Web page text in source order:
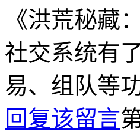
《洪荒秘藏
社交系统有
易、组队等
回复该留言